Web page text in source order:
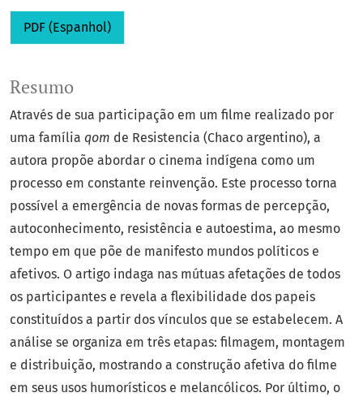
PDF (Espanhol)
Resumo
Através de sua participação em um filme realizado por
uma família qom de Resistencia (Chaco argentino), a
autora propõe abordar o cinema indígena como um
processo em constante reinvenção. Este processo torna
possível a emergência de novas formas de percepção,
autoconhecimento, resistência e autoestima, ao mesmo
tempo em que põe de manifesto mundos políticos e
afetivos. O artigo indaga nas mútuas afetações de todos
os participantes e revela a flexibilidade dos papeis
constituídos a partir dos vínculos que se estabelecem. A
análise se organiza em três etapas: filmagem, montagem
e distribuição, mostrando a construção afetiva do filme
em seus usos humorísticos e melancólicos. Por último, o